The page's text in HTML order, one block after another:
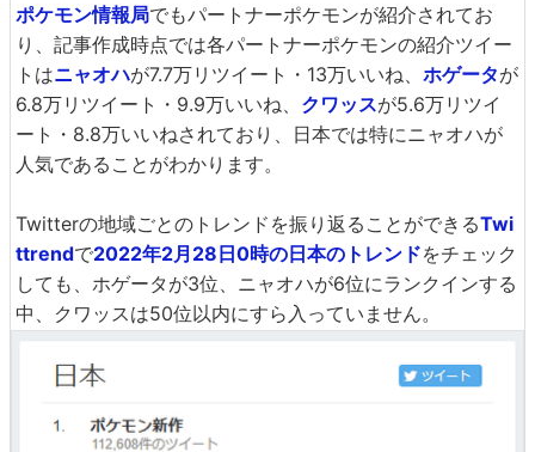
ポケモン情報局でもパートナーポケモンが紹介されてお
り、記事作成時点では各パートナーポケモンの紹介ツイー
トはニャオハが7.7万リツイート・13万いいね、 ホゲータが
6.8万リツイート・9.9万いいね、 クワッスが5.6万リツイ
ート・8.8万いいねされており、日本では特にニャオハが
人気であることがわかります。
Twitterの地域ごとのトレンドを振り返ることができるTwi
ttrendで2022年2月28日0時の日本のトレンドをチェック
しても、ホゲータが3位、ニャオハが6位にランクインする
中、クワッスは50位以内にすら入っていません。